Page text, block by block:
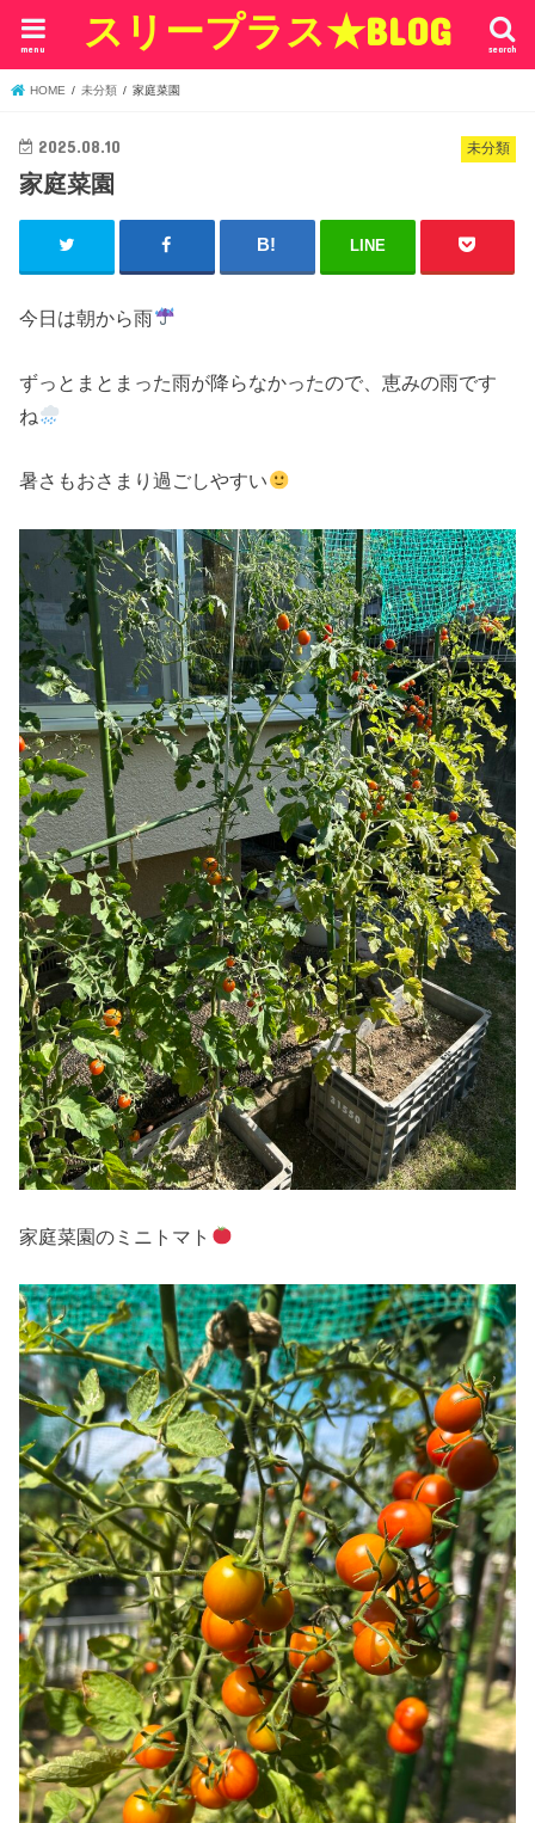
スリープラス★BLOG search
menu
HOME 未分類 家庭菜園
未分類
2025.08.10
家庭菜園
LINE
今日は朝から雨
ずっとまとまった雨が降らなかったので、恵みの雨です
ね
暑さもおさまり過ごしやすい
家庭菜園のミニトマト